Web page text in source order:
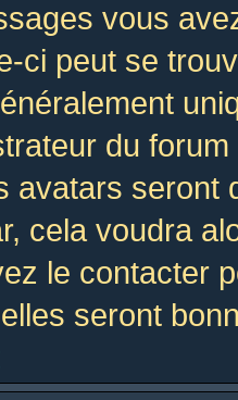
vous
ci peut se
du
avatars seront
cela voudra
le contacter
seront